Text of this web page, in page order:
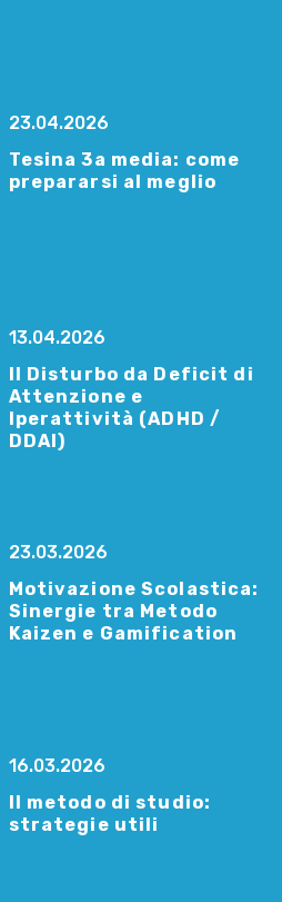
23.04.2026
Tesina 3a media: come
prepararsi al meglio
13.04.2026
Il Disturbo da Deficit di
Attenzione e
Iperattività (ADHD /
DDAI)
23.03.2026
Motivazione Scolastica:
Sinergie tra Metodo
Kaizen e Gamification
16.03.2026
Il metodo di studio:
strategie utili